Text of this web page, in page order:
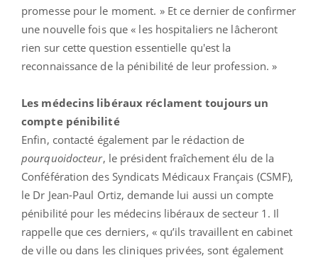
promesse pour le moment. » Et ce dernier de confirmer
une nouvelle fois que « les hospitaliers ne lâcheront
rien sur cette question essentielle qu'est la
reconnaissance de la pénibilité de leur profession. »
Les médecins libéraux réclament toujours un
compte pénibilité
Enfin, contacté également par le rédaction de
pourquoidocteur, le président fraîchement élu de la
Conféfération des Syndicats Médicaux Français (CSMF),
le Dr Jean-Paul Ortiz, demande lui aussi un compte
pénibilité pour les médecins libéraux de secteur 1. Il
rappelle que ces derniers, « qu’ils travaillent en cabinet
de ville ou dans les cliniques privées, sont également